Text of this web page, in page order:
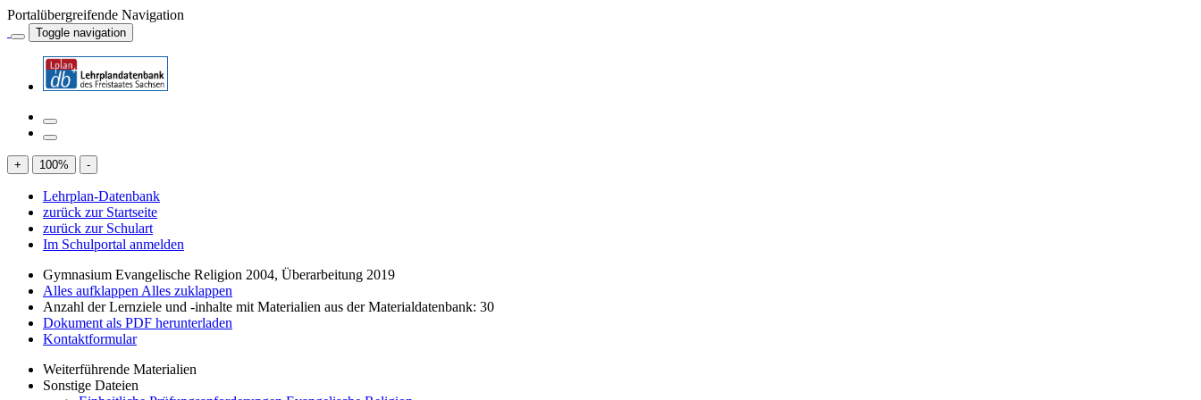
Portalübergreifende Navigation
Toggle navigation
+ 100% -
Lehrplan-Datenbank
zurück zur Startseite
zurück zur Schulart
Im Schulportal anmelden
Gymnasium Evangelische Religion 2004, Überarbeitung 2019
Alles aufklappen Alles zuklappen
Anzahl der Lernziele und -inhalte mit Materialien aus der Materialdatenbank: 30
Dokument als PDF herunterladen
Kontaktformular
Weiterführende Materialien
Sonstige Dateien